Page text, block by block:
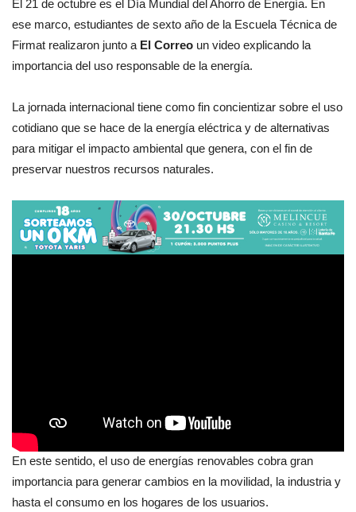
El 21 de octubre es el Día Mundial del Ahorro de Energía. En
ese marco, estudiantes de sexto año de la Escuela Técnica de
Firmat realizaron junto a El Correo un video explicando la
importancia del uso responsable de la energía.
La jornada internacional tiene como fin concientizar sobre el uso
cotidiano que se hace de la energía eléctrica y de alternativas
para mitigar el impacto ambiental que genera, con el fin de
preservar nuestros recursos naturales.
En este sentido, el uso de energías renovables cobra gran
importancia para generar cambios en la movilidad, la industria y
hasta el consumo en los hogares de los usuarios.